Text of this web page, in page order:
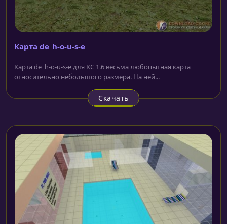
Карта de_h-o-u-s-e
Карта de_h-o-u-s-e для КС 1.6 весьма любопытная карта
относительно небольшого размера. На ней...
Скачать